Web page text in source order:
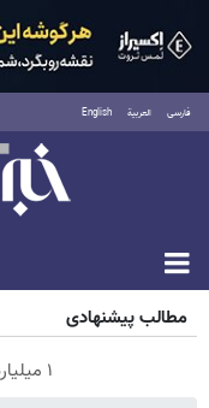
فارسی العربية English
جمعه ۱۶ مرداد ۱۴۰۵
مطالب پیشنهادی
۱ میلیارد اعتبار خرید طلا | بدون ضامن و چک